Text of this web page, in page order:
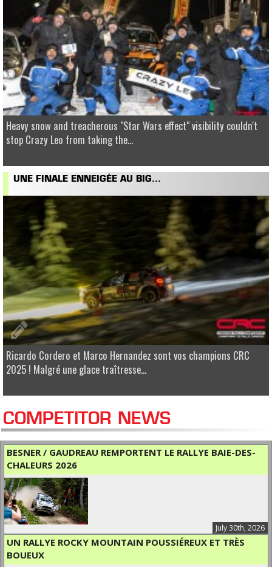
Heavy snow and treacherous "Star Wars effect" visibility couldn't
stop Crazy Leo from taking the...
UNE FINALE ENNEIGÉE AU BIG...
Ricardo Cordero et Marco Hernandez sont vos champions CRC
2025 ! Malgré une glace traîtresse...
COMPETITOR NEWS
BESNER / GAUDREAU REMPORTENT LE RALLYE BAIE-DES-
CHALEURS 2026
July 30th, 2026
UN RALLYE ROCKY MOUNTAIN POUSSIÉREUX ET TRÈS
BOUEUX